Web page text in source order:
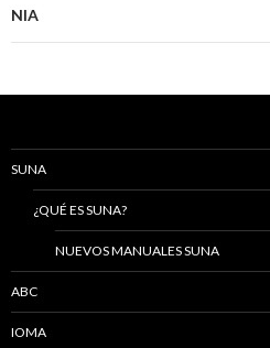
NIA
SUNA
¿QUÉ ES SUNA?
NUEVOS MANUALES SUNA
ABC
IOMA